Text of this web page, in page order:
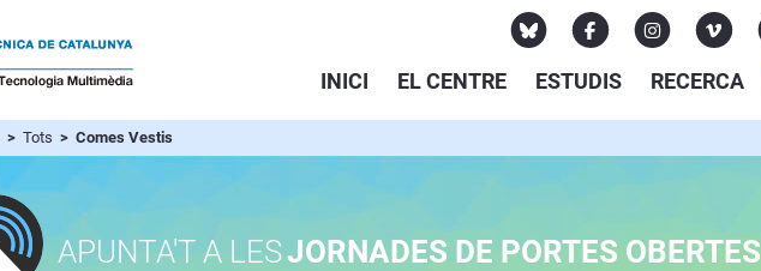
INICI EL CENTRE ESTUDIS RECERCA
> Tots > Comes Vestis
APUNTA'T A LESJORNADES DE PORTES OBERTES